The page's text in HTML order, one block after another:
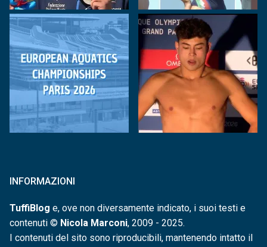
INFORMAZIONI
TuffiBlog e, ove non diversamente indicato, i suoi testi e
contenuti © Nicola Marconi, 2009 - 2025.
I contenuti del sito sono riproducibili, mantenendo intatto il